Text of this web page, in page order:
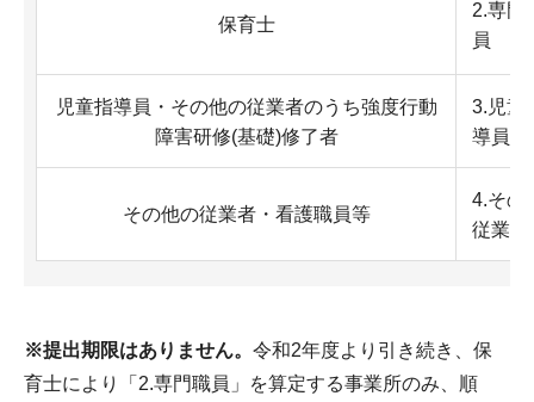
保育士
2.専門
員
児童指導員・その他の従業者のうち強度行動
障害研修(基礎)修了者
3.児童
導員等
その他の従業者・看護職員等
4.その
従業者
※提出期限はありません。 令和2年度より引き続き、保
育士により「2.専門職員」を算定する事業所のみ、順